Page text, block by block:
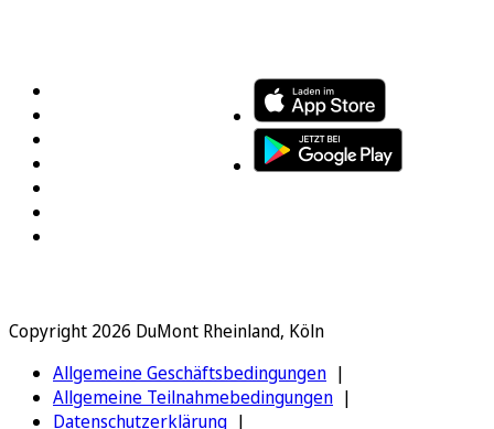
Copyright 2026 DuMont Rheinland, Köln
Allgemeine Geschäftsbedingungen
Allgemeine Teilnahmebedingungen
Datenschutzerklärung